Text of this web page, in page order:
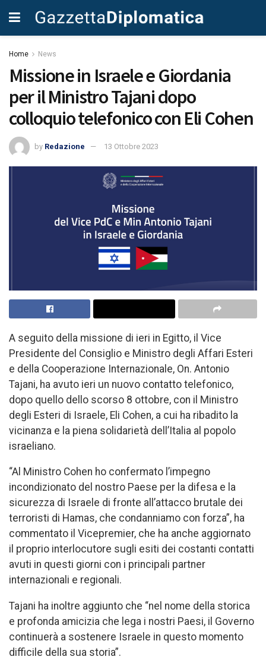
Home News
Missione in Israele e Giordania
per il Ministro Tajani dopo
colloquio telefonico con Eli Cohen
by Redazione 13 Ottobre 2023
A seguito della missione di ieri in Egitto, il Vice
Presidente del Consiglio e Ministro degli Affari Esteri
e della Cooperazione Internazionale, On. Antonio
Tajani, ha avuto ieri un nuovo contatto telefonico,
dopo quello dello scorso 8 ottobre, con il Ministro
degli Esteri di Israele, Eli Cohen, a cui ha ribadito la
vicinanza e la piena solidarietà dell’Italia al popolo
israeliano.
“Al Ministro Cohen ho confermato l’impegno
incondizionato del nostro Paese per la difesa e la
sicurezza di Israele di fronte all’attacco brutale dei
terroristi di Hamas, che condanniamo con forza”, ha
commentato il Vicepremier, che ha anche aggiornato
il proprio interlocutore sugli esiti dei costanti contatti
avuti in questi giorni con i principali partner
internazionali e regionali.
Tajani ha inoltre aggiunto che “nel nome della storica
e profonda amicizia che lega i nostri Paesi, il Governo
continuerà a sostenere Israele in questo momento
difficile della sua storia”.